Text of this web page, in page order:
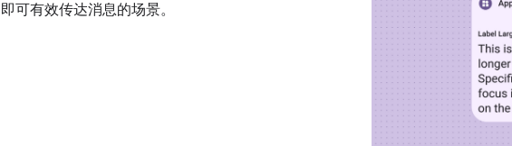
即可有效传达消息的场景。